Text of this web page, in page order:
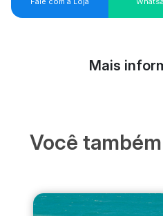
Mais
Você